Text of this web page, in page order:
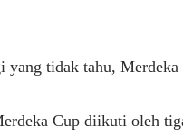
tidak tahu, Merdeka
Cup diikuti oleh